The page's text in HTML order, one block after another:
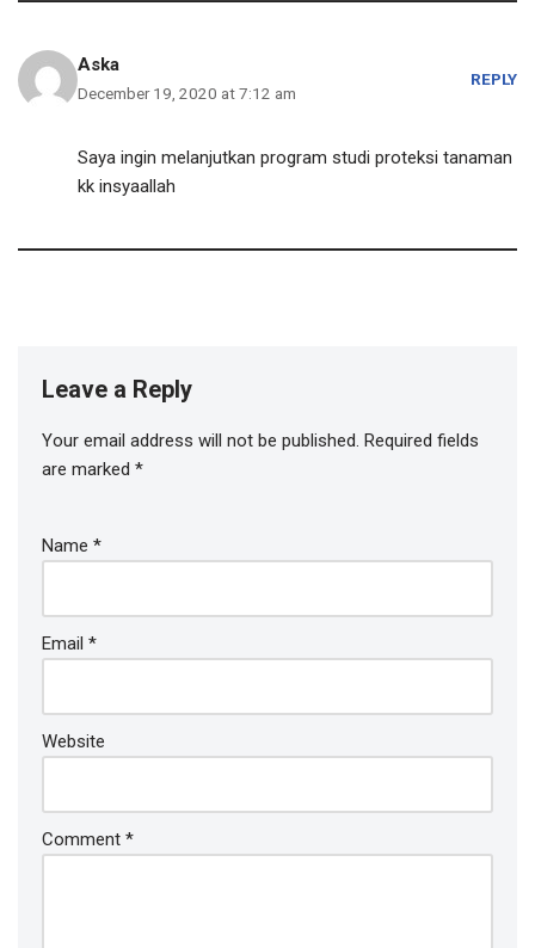
Aska
December 19, 2020 at 7:12 am
REPLY
Saya ingin melanjutkan program studi proteksi tanaman
kk insyaallah
Leave a Reply
Your email address will not be published. Required fields
are marked *
Name *
Email *
Website
Comment *